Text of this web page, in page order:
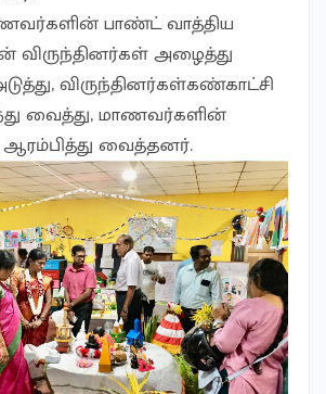
பாண்ட் வாத்திய
விருந்தினர்கள் அழைத்து
விருந்தினர்கள்கண்காட்சி
வைத்து, மாணவர்களின்
வைத்தனர்.